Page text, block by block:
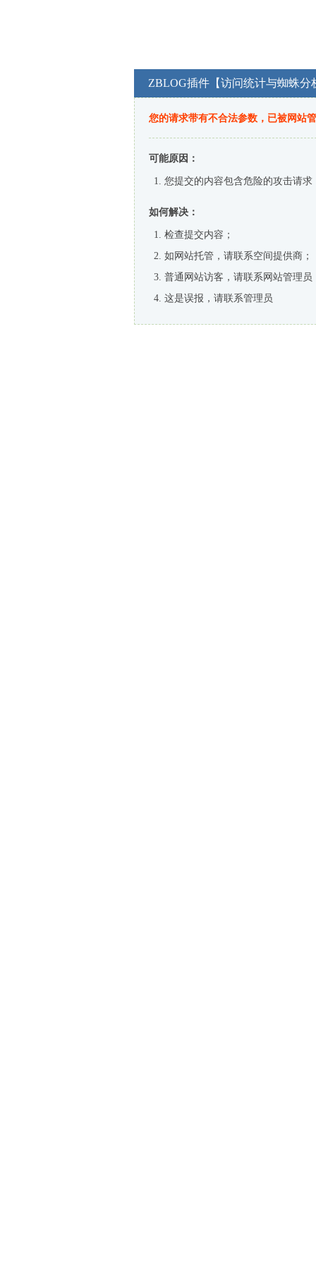
ZBLOG插件【访问统计与蜘蛛分
您的请求带有不合法参数，已被网站
可能原因：
您提交的内容包含危险的攻击请求
如何解决：
检查提交内容；
如网站托管，请联系空间提供商；
普通网站访客，请联系网站管理员
这是误报，请联系管理员